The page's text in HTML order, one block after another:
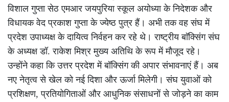
विशाल गुप्ता सेठ एमआर जयपुरिया स्कूल अयोध्या के निदेशक और
विधायक वेद प्रकाश गुप्ता के ज्येष्ठ पुत्र हैं। अभी तक वह संघ में
प्रदेश उपाध्यक्ष के दायित्व निर्वहन कर रहे थे। राष्ट्रीय बाॅक्सिंग संघ
के अध्यक्ष डॉ. राकेश मिश्र मुख्य अतिथि के रूप में मौजूद रहे।
उन्होंने कहा कि उत्तर प्रदेश में बॉक्सिंग की अपार संभावनाएं हैं। अब
नए नेतृत्व से खेल को नई दिशा और ऊर्जा मिलेगी। संघ युवाओं को
प्रशिक्षण, प्रतियोगिताओं और आधुनिक संसाधनों से जोड़ने का काम